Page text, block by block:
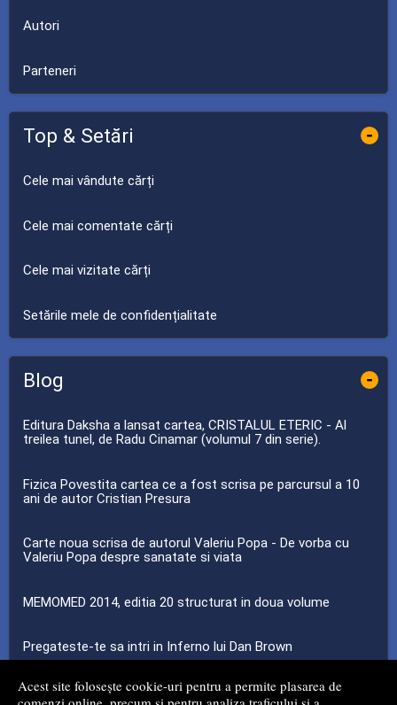
Acest site folosește cookie-uri pentru a permite plasarea de
Autori
Parteneri
Top & Setări -
Cele mai vândute cărți
Cele mai comentate cărți
Cele mai vizitate cărți
Setările mele de confidențialitate
Blog -
Editura Daksha a lansat cartea, CRISTALUL ETERIC - Al
treilea tunel, de Radu Cinamar (volumul 7 din serie).
Fizica Povestita cartea ce a fost scrisa pe parcursul a 10
ani de autor Cristian Presura
Carte noua scrisa de autorul Valeriu Popa - De vorba cu
Valeriu Popa despre sanatate si viata
MEMOMED 2014, editia 20 structurat in doua volume
Pregateste-te sa intri in Inferno lui Dan Brown
...toate știrile